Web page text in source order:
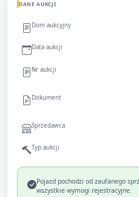
DANE AUKCJI
Dom aukcyjny
Data aukcji
Nr aukcji
Dokument
Sprzedawca
Typ aukcji
Pojazd pochodzi od zaufanego
wszystkie wymogi rejestracyjne.